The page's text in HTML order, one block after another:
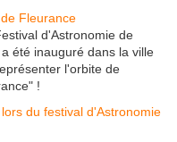
Fleurance
d'Astronomie de
été inauguré dans la ville
l'orbite de
!